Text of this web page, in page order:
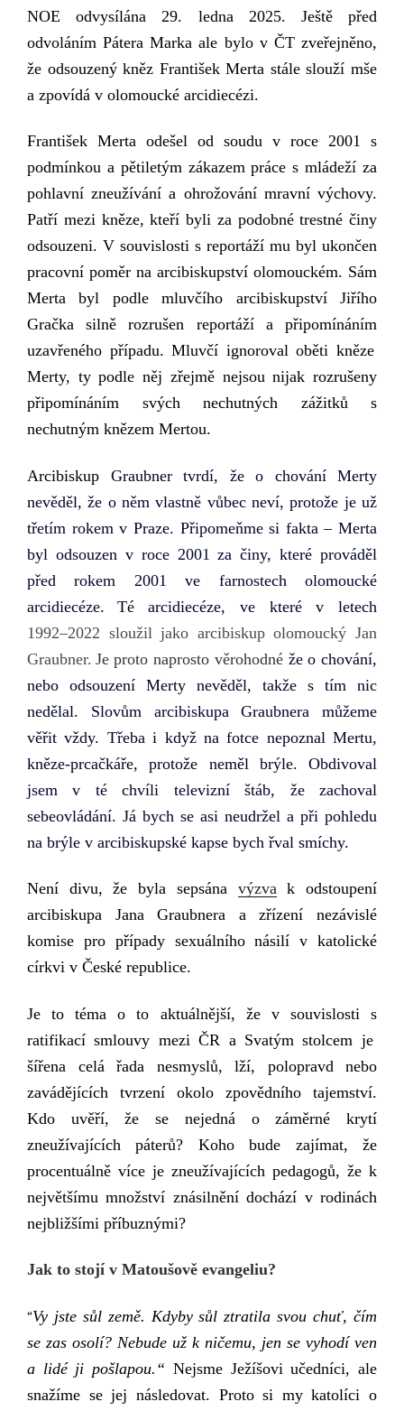
NOE odvysílána 29. ledna 2025. Ještě před
odvoláním Pátera Marka ale bylo v ČT zveřejněno,
že odsouzenýkněz František Merta stále slouží mše
a zpovídá v olomoucké arcidiecézi.
František Merta odešel od soudu v roce 2001 s
podmínkou a pětiletým zákazem práce s mládeží za
pohlavní zneužívání a ohrožování mravní výchovy.
Patří mezi kněze, kteří byli za podobné trestné činy
odsouzeni. V souvislosti s reportáží mu byl ukončen
pracovní poměr na arcibiskupství olomouckém. Sám
Merta byl podle mluvčího arcibiskupství Jiřího
Gračka silně rozrušen reportážía připomínáním
uzavřeného případu. Mluvčí ignorovaloběti kněze
Merty, ty podle něj zřejmě nejsou nijak rozrušeny
připomínáním svých nechutných zážitků s
nechutným knězem Mertou.
Arcibiskup Graubner tvrdí, že o chování Merty
nevěděl,že o něm vlastně vůbec neví, protože je už
třetím rokem v Praze. Připomeňme si fakta – Merta
byl odsouzen v roce 2001 za činy, které prováděl
před rokem 2001 ve farnostech olomoucké
arcidiecéze.
Té arcidiecéze, ve které v letech
1992–⁠2022 sloužil jako arcibiskup olomoucký Jan
Graubner. Je proto naprosto věrohodné že o chování,
nebo odsouzení Merty nevěděl, takže s tím nic
nedělal. Slovům arcibiskupa Graubnera můžeme
věřit vždy. Třeba i když na fotce nepoznal Mertu,
kněze-prcačkáře, protože neměl brýle. Obdivoval
jsem v té chvíli televizní štáb, že zachoval
sebeovládání. Já bych se asi neudržel a při pohledu
na brýle v arcibiskupské kapse bych řval smíchy.
Není divu,že byla sepsána výzvak odstoupení
arcibiskupa Jana Graubnera a zřízení nezávislé
komise pro případy sexuálního násilí v katolické
církvi v České republice.
Je to téma o to aktuálnější, že v souvislosti s
ratifikací smlouvy mezi ČR a Svatým stolcem je
šířena celá řada nesmyslů, lží, polopravd nebo
zavádějících tvrzení okolo zpovědního tajemství.
Kdo uvěří, že se nejedná o záměrné krytí
zneužívajících páterů? Koho bude zajímat, že
procentuálně více je zneužívajících pedagogů, že k
největšímu množství znásilnění dochází v rodinách
nejbližšími příbuznými?
Jak to stojí v Matoušově evangeliu?
“Vy jstesůl země. Kdyby sůl ztratila svou chuť, čím
se zas osolí? Nebude už k ničemu, jen se vyhodí ven
a lidé ji pošlapou.“ Nejsme Ježíšovi učedníci, ale
snažíme se jej následovat. Proto si my katolíci o